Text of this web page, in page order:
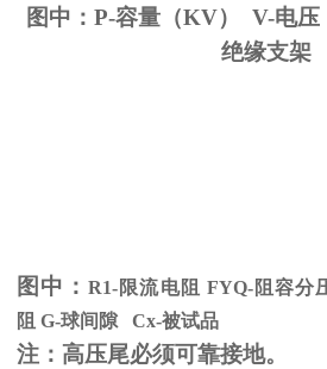
图中：P-容量（KV） V-电
绝缘支架
图中：R1-限流电阻 FYQ-阻容分
阻 G-球间隙 Cx-被试品
注：高压尾必须可靠接地。